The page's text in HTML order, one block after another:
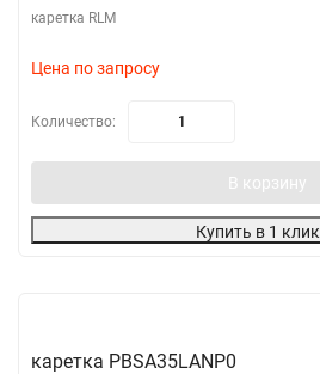
каретка RLM
Цена по запросу
Количество:
В корзину
Купить в 1 клик
каретка PBSA35LANP0